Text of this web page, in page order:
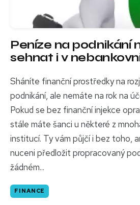
Peníze na podnikání
sehnat i v
Sháníte finanční prostředky na
podnikání, ale nemáte na rok na
Pokud se bez finanční injekce
stále máte šanci u některé z
institucí. Ty vám půjčí i bez toho,
nuceni předložit propracovaný
žádném...
FINANCE